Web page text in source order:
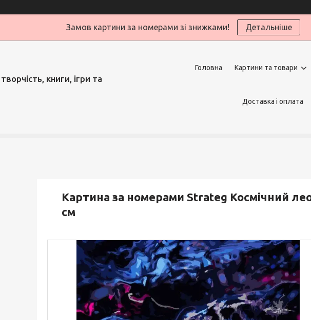
Замов картини за номерами зі знижками! Детальніше
книги, ігри та
Головна Картини та товари
Доставка і оплата
Картина за номерами Strateg Космічний
см